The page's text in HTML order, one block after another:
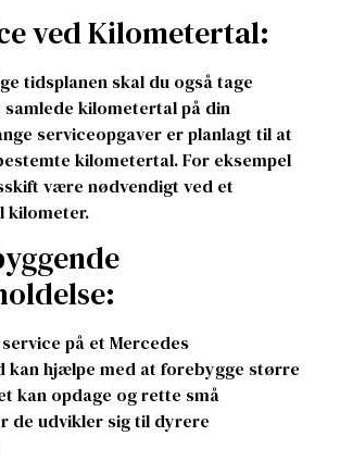
ved Kilometertal:
tidsplanen skal du også tage
kilometertal på din
serviceopgaver er planlagt til at
kilometertal. For eksempel
være nødvendigt ved et
kilometer.
på et Mercedes
kan hjælpe med at forebygge større
kan opdage og rette små
de udvikler sig til dyrere